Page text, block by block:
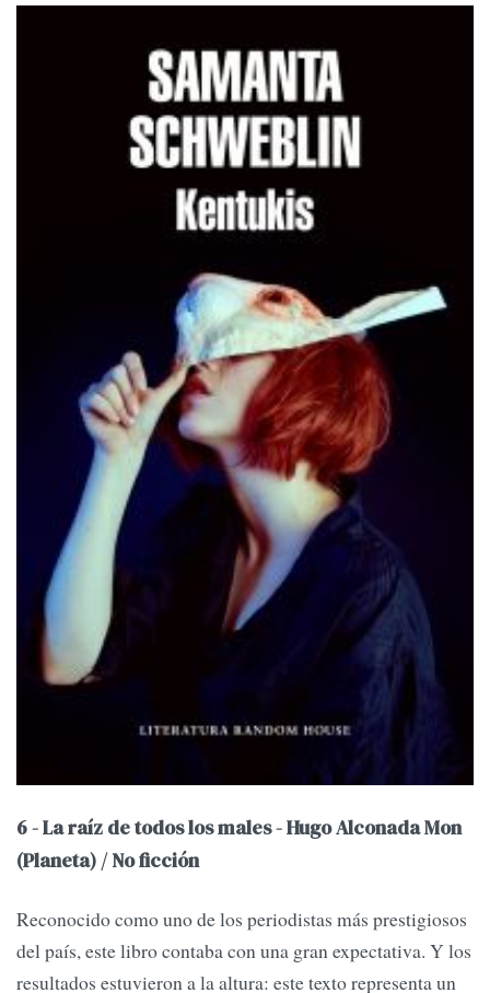
6 - La raíz de todos los males - Hugo Alconada Mon
(Planeta) / No ficción
Reconocido como uno de los periodistas más prestigiosos
del país, este libro contaba con una gran expectativa. Y los
resultados estuvieron a la altura: este texto representa un